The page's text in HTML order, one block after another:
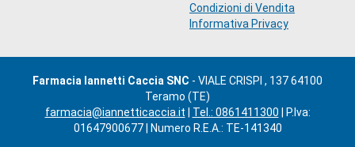
Condizioni di Vendita
Informativa Privacy
Farmacia Iannetti Caccia SNC - VIALE CRISPI , 137 64100
Teramo (TE)
farmacia@iannetticaccia.it | Tel.: 0861411300 | P.Iva:
01647900677 | Numero R.E.A.: TE-141340